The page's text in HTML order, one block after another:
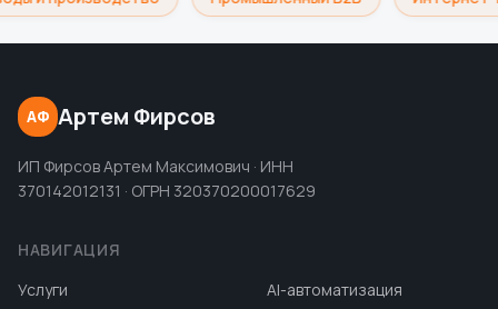
АФ Артем Фирсов
ИП Фирсов Артем Максимович · ИНН
370142012131 · ОГРН 320370200017629
НАВИГАЦИЯ
Услуги
AI-автоматизация